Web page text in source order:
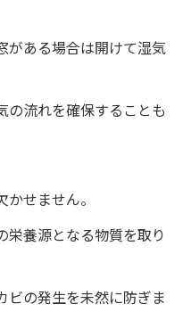
がある場合は開けて湿気
の流れを確保することも
せません。
養源となる物質を取り
ビの発生を未然に防ぎま